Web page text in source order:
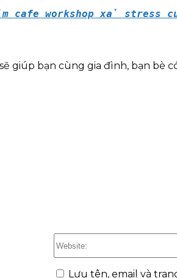
cafe workshop xả stress
giúp bạn cùng gia đình, bạn bè
Lưu tên, email và